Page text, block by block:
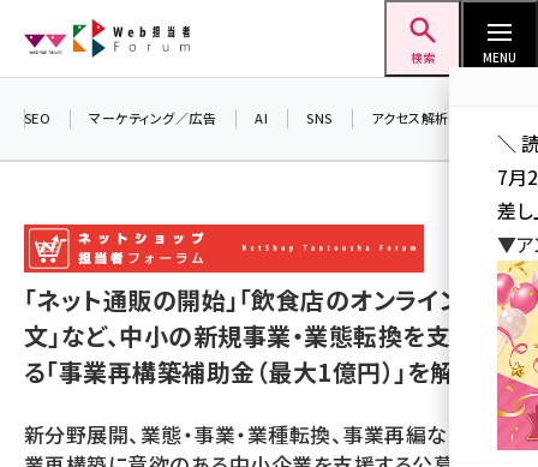
ン
検索 MENU
seo (3516)
ai (2799)
youtube (2420)
セミナー (2296)
SEO マーケティング／広告 AI SNS アクセス解析／データ分析
「ネット通販の開始」「飲食店のオンライン注
文」など、中小の新規事業・業態転換を支援す
る「事業再構築補助金（最大1億円）」を解説
新分野展開、業態・事業・業種転換、事業再編など、事
＼
7月
差し
▼ア